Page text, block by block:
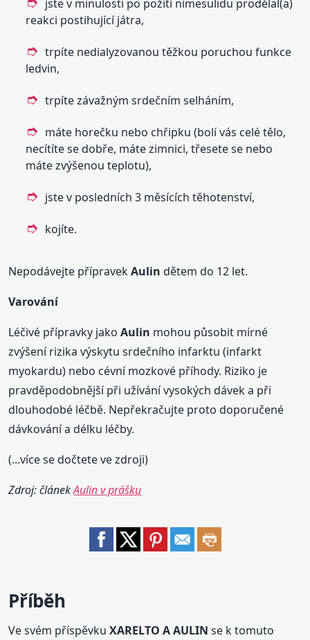
jste v minulosti po požití nimesulidu prodělal(a)
reakci postihující játra,
trpíte nedialyzovanou těžkou poruchou funkce
ledvin,
trpíte závažným srdečním selháním,
máte horečku nebo chřipku (bolí vás celé tělo,
necítíte se dobře, máte zimnici, třesete se nebo
máte zvýšenou teplotu),
jste v posledních 3 měsících těhotenství,
kojíte.
Nepodávejte přípravekAulin dětem do 12 let.
Varování
Léčivé přípravky jakoAulin mohou působit mírné
zvýšení rizika výskytu srdečního infarktu (infarkt
myokardu) nebo cévní mozkové příhody. Riziko je
pravděpodobnější při užívání vysokých dávek a při
dlouhodobé léčbě. Nepřekračujte proto doporučené
dávkování a délku léčby.
(...více se dočtete ve zdroji)
Zdroj: článekAulin v prášku
Příběh
Ve svém příspěvkuXARELTO A AULIN se k tomuto